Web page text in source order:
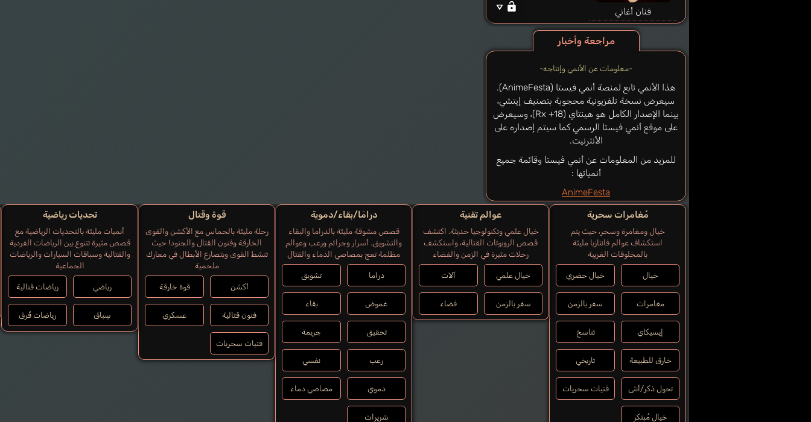
فنان أغاني
مراجعة وأخبار
-معلومات عن الأنمي وإنتاجه-
هذا الأنمي تابع لمنصة أنمي فيستا (AnimeFesta).
سيعرض نسخة تلفزيونية محجوبة بتصنيف إيتشي،
بينما الإصدار الكامل هو هينتاي (Rx +18)، وسيعرض
على موقع أنمي فيستا الرسمي كما سيتم إصداره على
الأنترنيت.
للمزيد من المعلومات عن أنمي فيستا وقائمة جميع
أنمياتها :
AnimeFesta
مُغامرات سحرية
خيال ومغامرة وسحر، حيث يتم
استكشاف عوالم فانتازيا مليئة
بالمخلوقات الغريبة
خيال خيال حضري
مغامرات سفر بالزمن
إيسيكاي تناسخ
خارق للطبيعة تاريخي
تحول ذكر/أنثى فتيات سحريات
خيال مُبتكر
عوالم تقنية
خيال علمي وتكنولوجيا حديثة. اكتشف
قصص الروبوتات القتالية، واستكشف
رحلات مثيرة في الزمن والفضاء
خيال علمي آلات
سفر بالزمن فضاء
درامَا/بقاء/دموية
قصص مشوقة مليئة بالدراما والبقاء
والتشويق. أسرار وجرائم ورعب وعوالم
مظلمة تعج بمصاصي الدماء والقتال
دراما تشويق
غموض بقاء
تحقيق جريمة
رعب نفسي
دموي مصاصي دماء
شريرات
قوة وقتال
رحلة مليئة بالحماس مع الأكشن والقوى
الخارقة وفنون القتال والجنود! حيث
تنشط القوى ويتصارع الأبطال في معارك
ملحمية
أكشن قوة خارقة
فنون قتالية عسكري
فتيات سحريات
تحديات رياضية
أنميات مليئة بالتحديات الرياضية مع
قصص مثيرة تتنوع بين الرياضات الفردية
والقتالية وسباقات السيارات والرياضات
الجماعية
رياضي رياضات قتالية
سِباق رياضات فُرق